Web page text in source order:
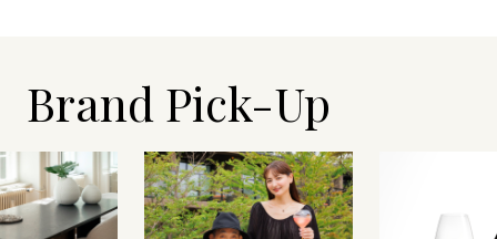
Brand Pick-Up